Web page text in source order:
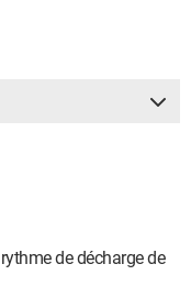
de décharge de